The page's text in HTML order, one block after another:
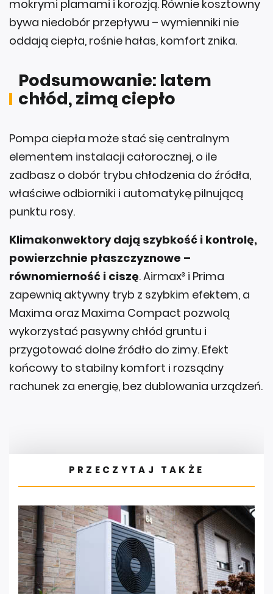
oddają ciepła, rośnie hałas, komfort znika.
chłód, zimą ciepło
elementem instalacji całorocznej, o ile
zadbasz o dobór trybu chłodzenia do źródła,
właściwe odbiorniki i automatykę pilnującą
punktu rosy.
Klimakonwektory dają szybkość i kontrolę,
powierzchnie płaszczyznowe –
równomierność i ciszę. Airmax³ i Prima
zapewnią aktywny tryb z szybkim efektem, a
Maxima oraz Maxima Compact pozwolą
wykorzystać pasywny chłód gruntu i
przygotować dolne źródło do zimy. Efekt
końcowy to stabilny komfort i rozsądny
rachunek za energię, bez dublowania urządzeń.